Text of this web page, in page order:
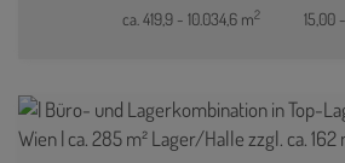
ca. 419,9 - 10.034,6 m2 15,00